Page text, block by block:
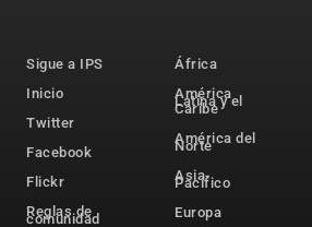
Sigue a IPS
Inicio
Twitter
Facebook
Flickr
Reglas de
comunidad
África
América
Latina y el
Caribe
América del
Norte
Asia-
Pacífico
Europa